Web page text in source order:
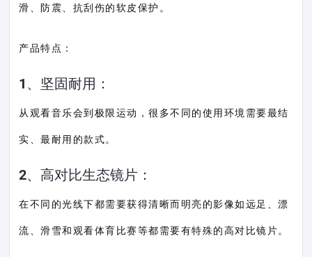
滑、防震、抗刮伤的软皮保护。
产品特点：
1、坚固耐用：
从观看音乐会到极限运动，很多不同的使用环境需要最结
实、最耐用的款式。
2、高对比生态镜片：
在不同的光线下都需要获得清晰而明亮的影像如远足、漂
流、滑雪和观看体育比赛等都需要有特殊的高对比镜片。